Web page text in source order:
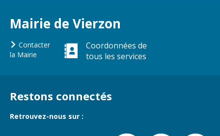
Mairie de Vierzon
Contacter
la Mairie
Coordonnées de
tous les services
Restons connectés
Retrouvez-nous sur :